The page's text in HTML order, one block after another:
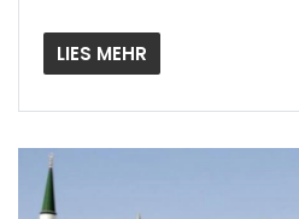
LIES MEHR